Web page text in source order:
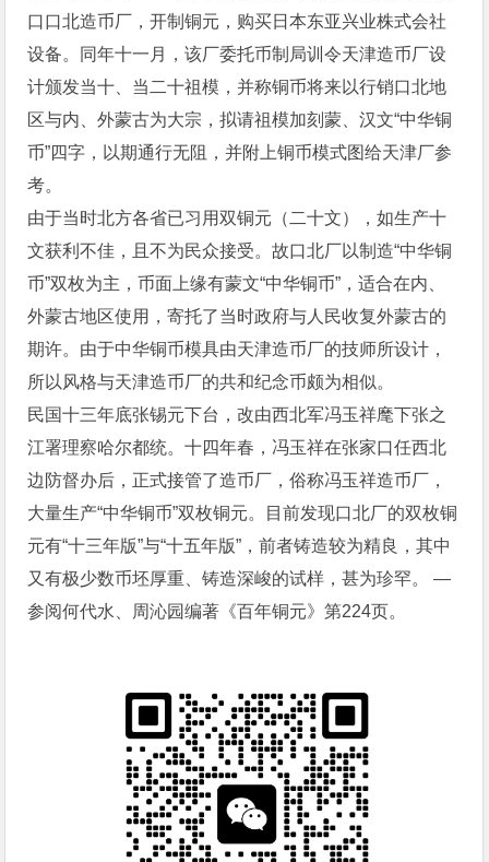
口口北造币厂，开制铜元，购买日本东亚兴业株式会社
设备。同年十一月，该厂委托币制局训令天津造币厂设
计颁发当十、当二十祖模，并称铜币将来以行销口北地
区与内、外蒙古为大宗，拟请祖模加刻蒙、汉文“中华铜
币”四字，以期通行无阻，并附上铜币模式图给天津厂参
考。
由于当时北方各省已习用双铜元（二十文），如生产十
文获利不佳，且不为民众接受。故口北厂以制造“中华铜
币”双枚为主，币面上缘有蒙文“中华铜币”，适合在内、
外蒙古地区使用，寄托了当时政府与人民收复外蒙古的
期许。由于中华铜币模具由天津造币厂的技师所设计，
所以风格与天津造币厂的共和纪念币颇为相似。
民国十三年底张锡元下台，改由西北军冯玉祥麾下张之
江署理察哈尔都统。十四年春，冯玉祥在张家口任西北
边防督办后，正式接管了造币厂，俗称冯玉祥造币厂，
大量生产“中华铜币”双枚铜元。目前发现口北厂的双枚铜
元有“十三年版”与“十五年版”，前者铸造较为精良，其中
又有极少数币坯厚重、铸造深峻的试样，甚为珍罕。 —
参阅何代水、周沁园编著《百年铜元》第224页。